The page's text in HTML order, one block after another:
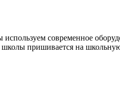
современное
пришивается на школьную